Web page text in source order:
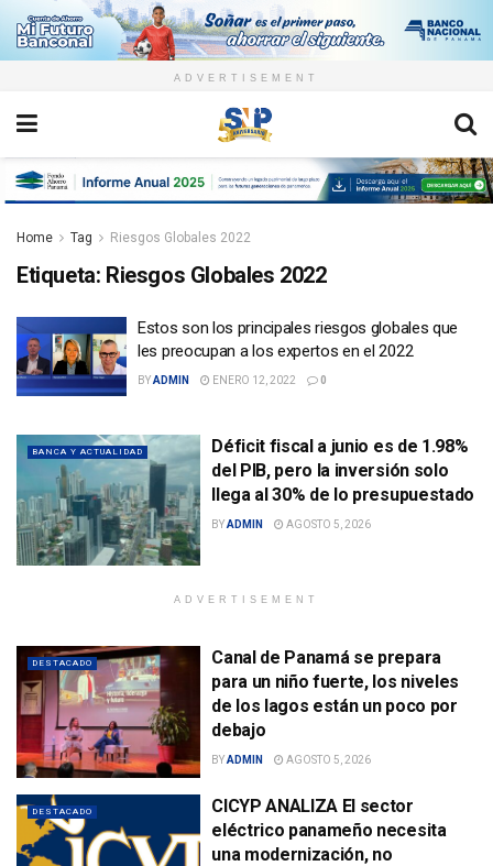
ADVERTISEMENT
Home Tag Riesgos Globales 2022
Etiqueta: Riesgos Globales 2022
Estos son los principales riesgos globales que
les preocupan a los expertos en el 2022
BYADMIN ENERO 12, 2022 0
BANCA Y ACTUALIDAD
Déficit fiscal a junio es de 1.98%
del PIB, pero la inversión solo
llega al 30% de lo presupuestado
BYADMIN AGOSTO 5, 2026
ADVERTISEMENT
DESTACADO
Canal de Panamá se prepara
para un niño fuerte, los niveles
de los lagos están un poco por
debajo
BYADMIN AGOSTO 5, 2026
DESTACADO
CICYP ANALIZA El sector
eléctrico panameño necesita
una modernización, no